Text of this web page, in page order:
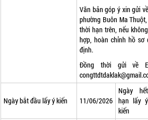
Văn bản góp ý xin gửi
phường Buôn Ma
thời hạn trên, nếu
hợp, hoàn chỉnh hồ sơ
định.
Đồng thời gửi về
Ngày bắt đầu lấy ý kiến 11/06/2026
Ngày hết
hạn lấy ý
kiến